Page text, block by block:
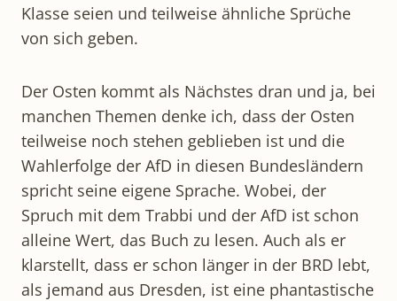
Klasse seien und teilweise ähnliche Sprüche
von sich geben.
Der Osten kommt als Nächstes dran und ja, bei
manchen Themen denke ich, dass der Osten
teilweise noch stehen geblieben ist und die
Wahlerfolge der AfD in diesen Bundesländern
spricht seine eigene Sprache. Wobei, der
Spruch mit dem Trabbi und der AfD ist schon
alleine Wert, das Buch zu lesen. Auch als er
klarstellt, dass er schon länger in der BRD lebt,
als jemand aus Dresden, ist eine phantastische